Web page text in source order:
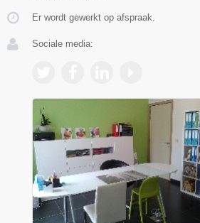
Er wordt gewerkt op afspraak.
Sociale media: